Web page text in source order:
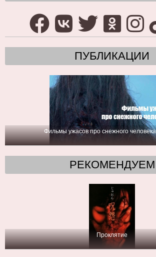
ПУБЛИКАЦИИ
Фильмы ужасов про снежного
РЕКОМЕНДУЕМ
Проклятие